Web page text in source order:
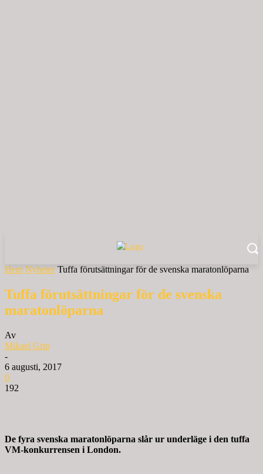
Hem Nyheter Tuffa förutsättningar för de svenska maratonlöparna
Tuffa förutsättningar för de svenska
maratonlöparna
Av
Mikael Grip
-
6 augusti, 2017
0
192
De fyra svenska maratonlöparna slår ur underläge i den tuffa
VM-konkurrensen i London.